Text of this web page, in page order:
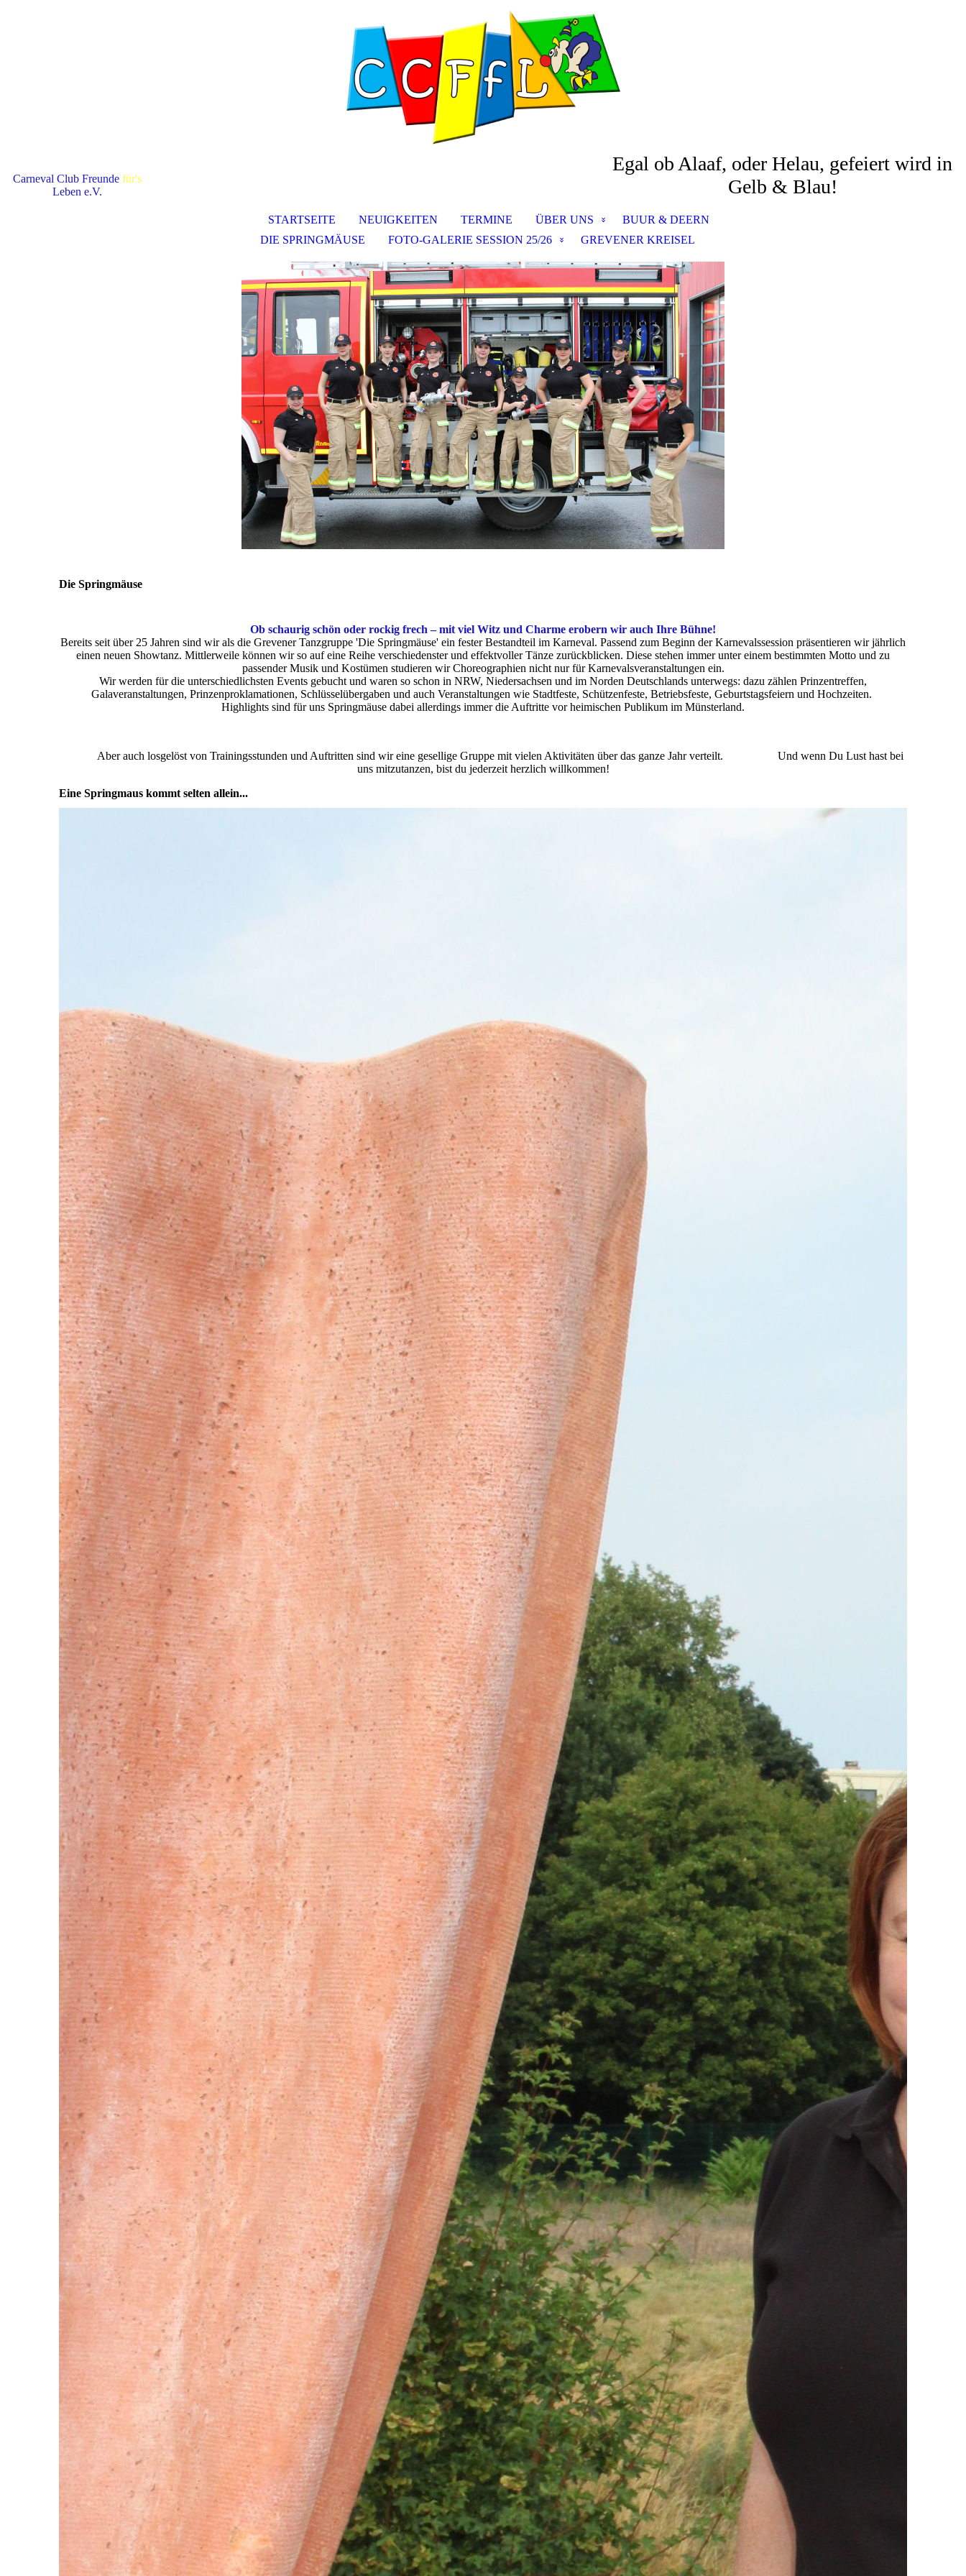
Carneval Club Freunde für's
Leben e.V.
Egal ob Alaaf, oder Helau, gefeiert wird in
Gelb & Blau!
STARTSEITE NEUIGKEITEN TERMINE ÜBER UNS
BUUR & DEERN
DIE SPRINGMÄUSE
FOTO-GALERIE SESSION 25/26 GREVENER KREISEL
Die Springmäuse
Ob schaurig schön oder rockig frech – mit viel Witz und Charme erobern wir auch Ihre Bühne!
Bereits seit über 25 Jahren sind wir als die Grevener Tanzgruppe 'Die Springmäuse' ein fester Bestandteil im Karneval. Passend zum Beginn der Karnevalssession präsentieren wir jährlich
einen neuen Showtanz. Mittlerweile können wir so auf eine Reihe verschiedenster und effektvoller Tänze zurückblicken. Diese stehen immer unter einem bestimmten Motto und zu
passender Musik und Kostümen studieren wir Choreographien nicht nur für Karnevalsveranstaltungen ein.
Wir werden für die unterschiedlichsten Events gebucht und waren so schon in NRW, Niedersachsen und im Norden Deutschlands unterwegs: dazu zählen Prinzentreffen,
Galaveranstaltungen, Prinzenproklamationen, Schlüsselübergaben und auch Veranstaltungen wie Stadtfeste, Schützenfeste, Betriebsfeste, Geburtstagsfeiern und Hochzeiten.
Highlights sind für uns Springmäuse dabei allerdings immer die Auftritte vor heimischen Publikum im Münsterland.
Aber auch losgelöst von Trainingsstunden und Auftritten sind wir eine gesellige Gruppe mit vielen Aktivitäten über das ganze Jahr verteilt. Und wenn Du Lust hast bei
uns mitzutanzen, bist du jederzeit herzlich willkommen!
Eine Springmaus kommt selten allein...